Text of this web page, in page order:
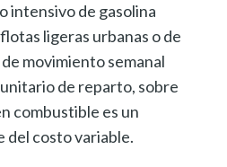
intensivo de gasolina
ligeras urbanas o de
movimiento semanal
de reparto, sobre
combustible es un
costo variable.